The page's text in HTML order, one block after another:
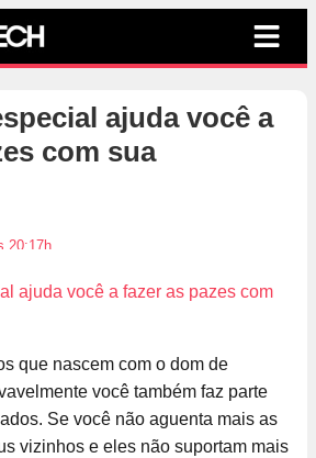
ajuda você a
com sua
20:17h
que nascem com o dom de
você também faz parte
Se você não aguenta mais as
vizinhos e eles não suportam mais